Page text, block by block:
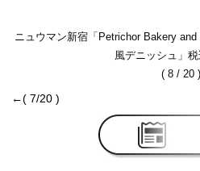
ニュウマン新宿「Petrichor Bakery
風デニッシュ」
( 8 / 20 )
←( 7/20 )